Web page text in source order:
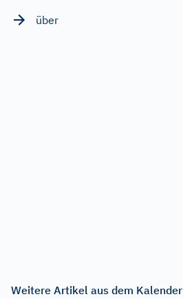
über
Weitere Artikel aus dem Kalender